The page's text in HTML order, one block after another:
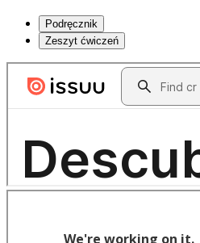
Podręcznik
Zeszyt ćwiczeń